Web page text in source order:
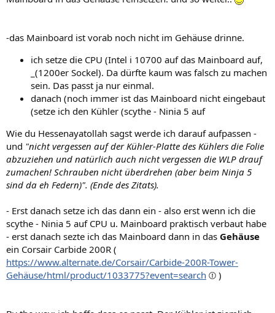
-das Mainboard ist vorab noch nicht im Gehäuse drinne.
ich setze die CPU (Intel i 10700 auf das Mainboard auf,
_(1200er Sockel). Da dürfte kaum was falsch zu machen
sein. Das passt ja nur einmal.
danach (noch immer ist das Mainboard nicht eingebaut
(setze ich den Kühler (scythe - Ninia 5 auf
Wie du Hessenayatollah sagst werde ich darauf aufpassen -
und "nicht vergessen auf der Kühler-Platte des Kühlers die Folie
abzuziehen und natürlich auch nicht vergessen die WLP drauf
zumachen! Schrauben nicht überdrehen (aber beim Ninja 5
sind da eh Federn)". (Ende des Zitats).
- Erst danach setze ich das dann ein - also erst wenn ich die
scythe - Ninia 5 auf CPU u. Mainboard praktisch verbaut habe
- erst danach sezte ich das Mainboard dann in das Gehäuse
ein Corsair Carbide 200R (
https://www.alternate.de/Corsair/Carbide-200R-Tower-
Gehäuse/html/product/1033775?event=search
)